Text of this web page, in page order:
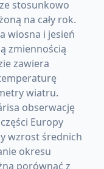
stosunkowo
na cały rok.
wiosna i jesień
zmiennością
zawiera
wiatru.
obserwację
Europy
wzrost średnich
okresu
porównać z